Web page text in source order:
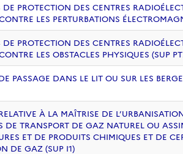
DE PROTECTION DES CENTRES
LES PERTURBATIONS
DE PROTECTION DES CENTRES
LES OBSTACLES PHYSIQUES (SUP
PASSAGE DANS LE LIT OU SUR LES
À LA MAÎTRISE DE
DE TRANSPORT DE GAZ NATUREL OU
ET DE PRODUITS CHIMIQUES ET DE
DE GAZ (SUP I1)